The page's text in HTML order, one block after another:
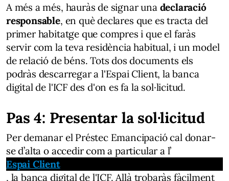
A més a més, hauràs de signar una declaració
responsable, en què declares que es tracta del
primer habitatge que compres i que el faràs
servir com la teva residència habitual, i un model
de relació de béns. Tots dos documents els
podràs descarregar a l'Espai Client, la banca
digital de l'ICF des d'on es fa la sol·licitud.
Pas 4: Presentar la sol·licitud
Per demanar el Préstec Emancipació cal donar-
se d’alta o accedir com a particular a l’
Espai Client
, la banca digital de l'ICF. Allà trobaràs fàcilment